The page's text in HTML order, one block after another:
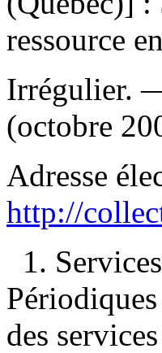
ressource
Irrégulier.
(octobre
Adresse
http://
1.
des